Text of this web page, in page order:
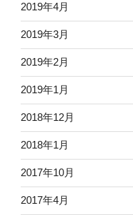
2019年4月
2019年3月
2019年2月
2019年1月
2018年12月
2018年1月
2017年10月
2017年4月